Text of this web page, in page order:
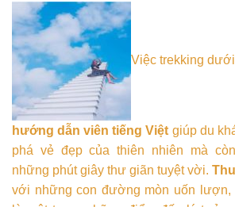
Việc trekking
hướng dẫn viên tiếng Việt giúp du
phá vẻ đẹp của thiên nhiên mà
những phút giây thư giãn tuyệt vời.
với những con đường mòn uốn lượn,